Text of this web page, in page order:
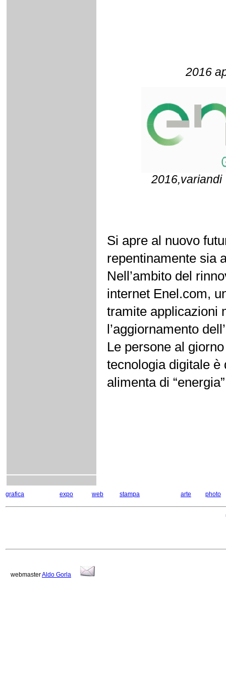
2016
Si apre al nuovo
repentinamente sia
Nell’ambito del
internet Enel.com,
tramite applicazioni
l’aggiornamento
Le persone al
tecnologia digitale è
alimenta di
grafica expo web stampa arte photo
webmasterAldo Gorla